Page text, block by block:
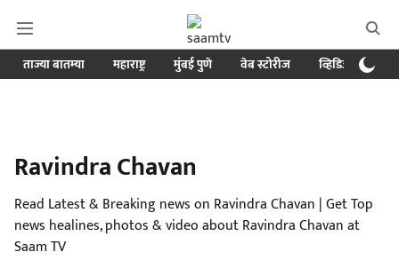
ताज्या बातम्या महाराष्ट्र मुंबई पुणे वेब स्टोरीज व्हिडिओ
Ravindra Chavan
Read Latest & Breaking news on Ravindra Chavan | Get Top
news healines, photos & video about Ravindra Chavan at
Saam TV